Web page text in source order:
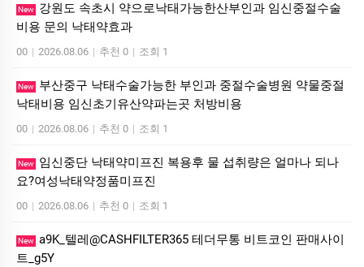
New
강원도 속초시 약으로낙태가능한산부인과 임신중절수술
비용 문의 낙­태약효과
00 | 2026.08.06 | 추천 0 | 조회 1
New
부산중구 낙태수술가능한 부인과 중절수술병원 약물중절
낙태비용 임신초기유산약파는곳 처방비용
00 | 2026.08.06 | 추천 0 | 조회 1
New
임신중단 낙태약미프진 복용후 물 섭취량은 얼마나 되나
요?여성낙­태약정품미­프진
00 | 2026.08.06 | 추천 0 | 조회 1
New a9K_텔레@CASHFILTER365 테더무통 비트코인 판매사이
트_g5Y